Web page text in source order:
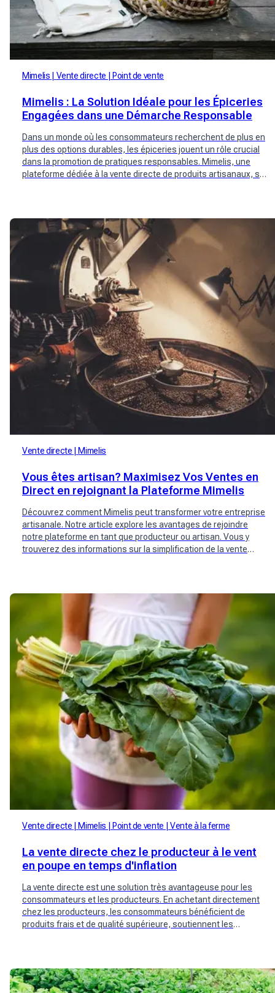
Mimelis Vente directe Point de vente
Mimelis : La Solution Idéale pour les Épiceries
Engagées dans une Démarche Responsable
Dans un monde où les consommateurs recherchent de plus en
plus des options durables, les épiceries jouent un rôle crucial
dans la promotion de pratiques responsables. Mimelis, une
plateforme dédiée à la vente directe de produits artisanaux, se
Vente directe Mimelis
Vous êtes artisan? Maximisez Vos Ventes en
Direct en rejoignant la Plateforme Mimelis
Découvrez comment Mimelis peut transformer votre entreprise
artisanale. Notre article explore les avantages de rejoindre
notre plateforme en tant que producteur ou artisan. Vous y
trouverez des informations sur la simplification de la vente
Vente directe Mimelis Point de vente Vente à la ferme
La vente directe chez le producteur à le vent
en poupe en temps d'inflation
La vente directe est une solution très avantageuse pour les
consommateurs et les producteurs. En achetant directement
chez les producteurs, les consommateurs bénéficient de
produits frais et de qualité supérieure, soutiennent les